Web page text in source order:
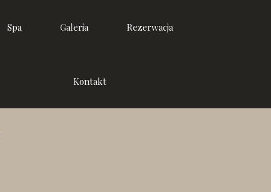
Spa Galeria Rezerwacja
Kontakt